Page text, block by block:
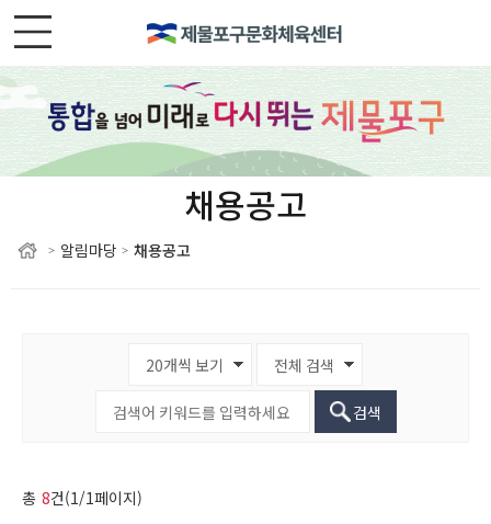
채용공고
> 알림마당 > 채용공고
검색
총8건(1/1페이지)